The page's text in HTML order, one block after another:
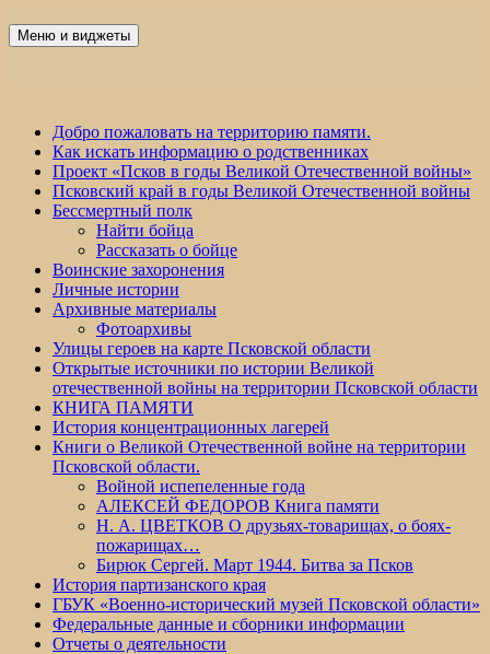
Победа 60
Меню и виджеты
Добро пожаловать на территорию памяти.
Как искать информацию о родственниках
Проект «Псков в годы Великой Отечественной войны»
Псковский край в годы Великой Отечественной войны
Бессмертный полк
Найти бойца
Рассказать о бойце
Воинские захоронения
Личные истории
Архивные материалы
Фотоархивы
Улицы героев на карте Псковской области
Открытые источники по истории Великой
отечественной войны на территории Псковской области
КНИГА ПАМЯТИ
История концентрационных лагерей
Книги о Великой Отечественной войне на территории
Псковской области.
Войной испепеленные года
АЛЕКСЕЙ ФЕДОРОВ Книга памяти
Н. А. ЦВЕТКОВ О друзьях-товарищах, о боях-
пожарищах…
Бирюк Сергей. Март 1944. Битва за Псков
История партизанского края
ГБУК «Военно-исторический музей Псковской области»
Федеральные данные и сборники информации
Отчеты о деятельности